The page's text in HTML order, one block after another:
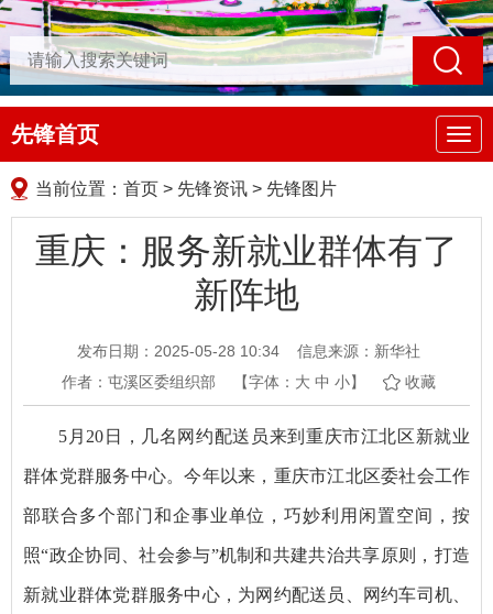
导
航
先锋首页
当前位置： 首页 > 先锋资讯 > 先锋图片
重庆：服务新就业群体有了
新阵地
发布日期：2025-05-28 10:34
信息来源：新华社
作者：屯溪区委组织部
【字体： 大 中 小】 收藏
5月20日，几名网约配送员来到重庆市江北区新就业
群体党群服务中心。今年以来，重庆市江北区委社会工作
部联合多个部门和企事业单位，巧妙利用闲置空间，按
照“政企协同、社会参与”机制和共建共治共享原则，打造
新就业群体党群服务中心，为网约配送员、网约车司机、